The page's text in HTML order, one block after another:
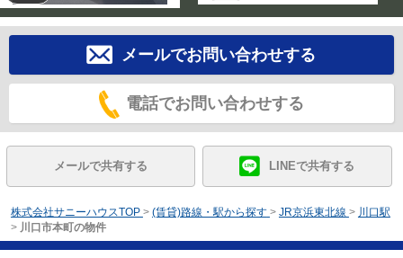
メールでお問い合わせする
電話でお問い合わせする
メールで共有する LINEで共有する
株式会社サニーハウスTOP > (賃貸)路線・駅から探す > JR京浜東北線 > 川口駅
> 川口市本町の物件